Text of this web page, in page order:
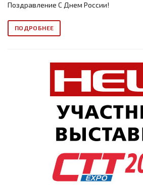
Поздравление С Днем России!
ПОДРОБНЕЕ